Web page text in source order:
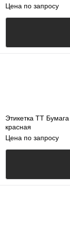
Цена по запросу
Этикетка ТТ
красная
Цена по запросу